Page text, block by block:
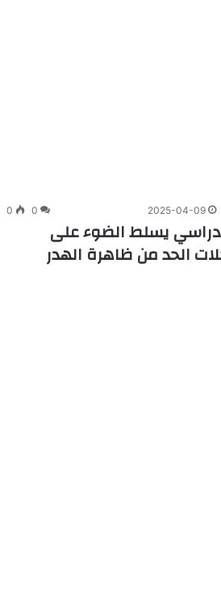
2025-04-09
0
0
يسلط الضوء على
الحد من ظاهرة الهدر